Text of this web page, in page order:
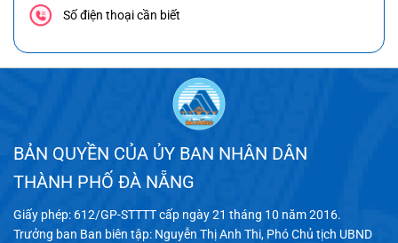
Số điện thoại cần biết
BẢN QUYỀN CỦA ỦY BAN NHÂN DÂN
THÀNH PHỐ ĐÀ NẴNG
Giấy phép: 612/GP-STTTT cấp ngày 21 tháng 10 năm 2016.
Trưởng ban Ban biên tập: Nguyễn Thị Anh Thi, Phó Chủ tịch UBND